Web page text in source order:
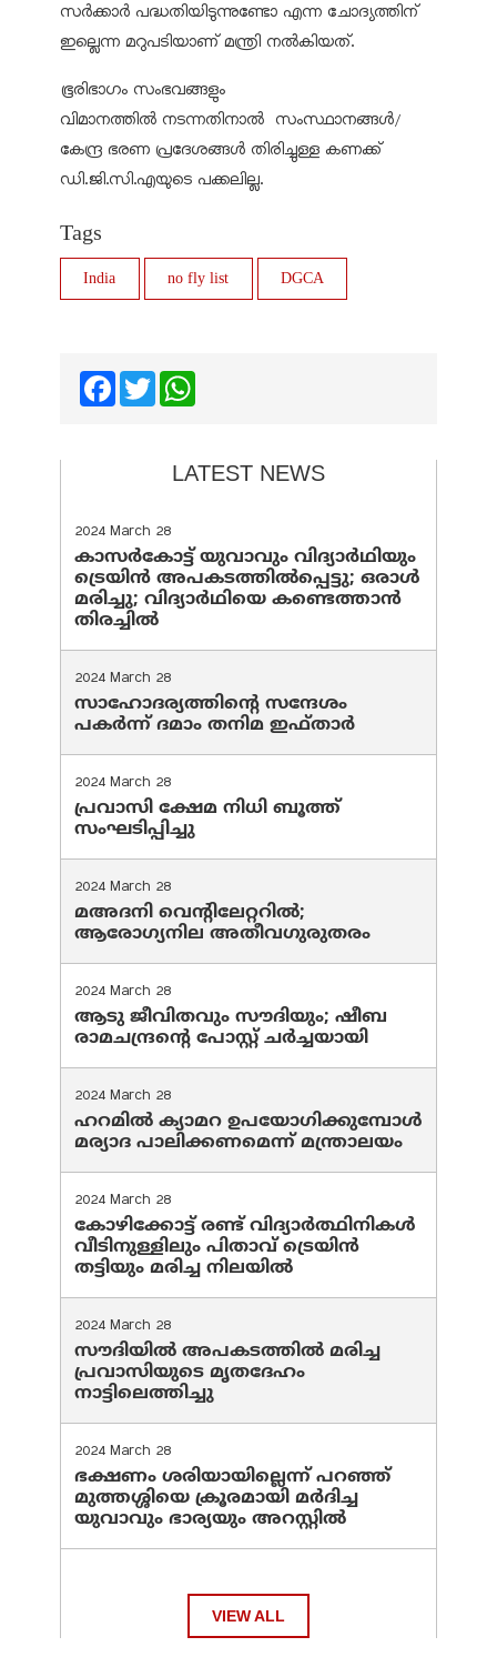
സർക്കാർ പദ്ധതിയിടുന്നുണ്ടോ എന്ന ചോദ്യത്തിന്
ഇല്ലെന്ന മറുപടിയാണ് മന്ത്രി നൽകിയത്.
ഭൂരിഭാഗം സംഭവങ്ങളും
വിമാനത്തിൽ നടന്നതിനാൽ സംസ്ഥാനങ്ങൾ/
കേന്ദ്ര ഭരണ പ്രദേശങ്ങൾ തിരിച്ചുള്ള കണക്ക്
ഡി.ജി.സി.എയുടെ പക്കലില്ല.
Tags
India no fly list DGCA
FacebookTwitter
LATEST NEWS
2024 March 28
കാസർകോട്ട് യുവാവും വിദ്യാർഥിയും
ട്രെയിൻ അപകടത്തിൽപ്പെട്ടു; ഒരാൾ
മരിച്ചു; വിദ്യാർഥിയെ കണ്ടെത്താൻ
തിരച്ചിൽ
2024 March 28
സാഹോദര്യത്തിന്റെ സന്ദേശം
പകർന്ന് ദമാം തനിമ ഇഫ്‌താർ
2024 March 28
പ്രവാസി ക്ഷേമ നിധി ബൂത്ത്
സംഘടിപ്പിച്ചു
2024 March 28
മഅദനി വെന്റിലേറ്ററിൽ;
ആരോഗ്യനില അതീവഗുരുതരം
2024 March 28
ആടു ജീവിതവും സൗദിയും; ഷീബ
രാമചന്ദ്രന്റെ പോസ്റ്റ് ചര്‍ച്ചയായി
2024 March 28
ഹറമില്‍ ക്യാമറ ഉപയോഗിക്കുമ്പോള്‍
മര്യാദ പാലിക്കണമെന്ന് മന്ത്രാലയം
2024 March 28
കോഴിക്കോട്ട് രണ്ട് വിദ്യാർത്ഥിനികൾ
വീടിനുള്ളിലും പിതാവ് ട്രെയിൻ
തട്ടിയും മരിച്ച നിലയിൽ
2024 March 28
സൗദിയില്‍ അപകടത്തില്‍ മരിച്ച
പ്രവാസിയുടെ മൃതദേഹം
നാട്ടിലെത്തിച്ചു
2024 March 28
ഭക്ഷണം ശരിയായില്ലെന്ന് പറഞ്ഞ്
മുത്തശ്ശിയെ ക്രൂരമായി മര്‍ദിച്ച
യുവാവും ഭാര്യയും അറസ്റ്റില്‍
VIEW ALL